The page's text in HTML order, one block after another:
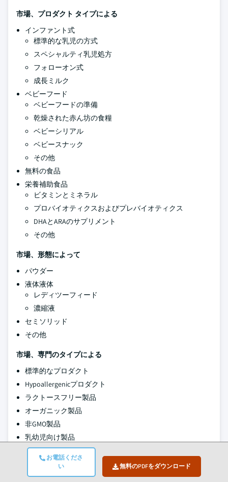
お電話くださ
い
無料のPDFをダウンロード
市場、プロダクト タイプによる
インファント式
標準的な乳児の方式
スペシャルティ乳児処方
フォローオン式
成長ミルク
ベビーフード
ベビーフードの準備
乾燥された赤ん坊の食糧
ベビーシリアル
ベビースナック
その他
無料の食品
栄養補助食品
ビタミンとミネラル
プロバイオティクスおよびプレバイオティクス
DHAとARAのサプリメント
その他
市場、形態によって
パウダー
液体液体
レディツーフィード
濃縮液
セミソリッド
その他
市場、専門のタイプによる
標準的なプロダクト
Hypoallergenicプロダクト
ラクトースフリー製品
オーガニック製品
非GMO製品
乳幼児向け製品
その他
市場、原料のタイプによる